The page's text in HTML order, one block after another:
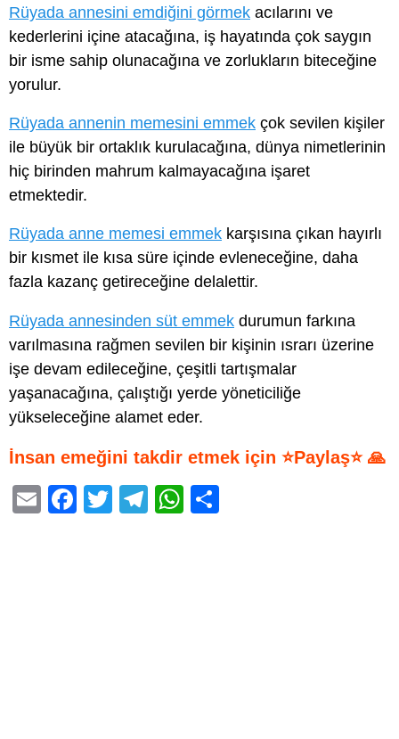
Rüyada annesini emdiğini görmek acılarını ve
kederlerini içine atacağına, iş hayatında çok saygın
bir isme sahip olunacağına ve zorlukların biteceğine
yorulur.
Rüyada annenin memesini emmek çok sevilen kişiler
ile büyük bir ortaklık kurulacağına, dünya nimetlerinin
hiç birinden mahrum kalmayacağına işaret
etmektedir.
Rüyada anne memesi emmek karşısına çıkan hayırlı
bir kısmet ile kısa süre içinde evleneceğine, daha
fazla kazanç getireceğine delalettir.
Rüyada annesinden süt emmek durumun farkına
varılmasına rağmen sevilen bir kişinin ısrarı üzerine
işe devam edileceğine, çeşitli tartışmalar
yaşanacağına, çalıştığı yerde yöneticiliğe
yükseleceğine alamet eder.
İnsan emeğini takdir etmek için ⭐Paylaş⭐ 🙏
E
F
T
T
W